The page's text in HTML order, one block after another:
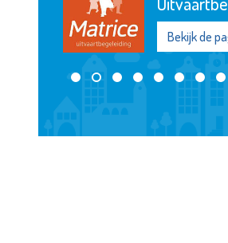
Bekijk